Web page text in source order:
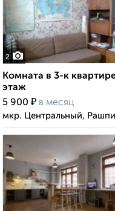
2
Комната в 3-к
этаж
5 900 ₽ в месяц
мкр. Центральный,